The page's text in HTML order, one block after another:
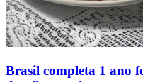
Brasil completa 1 ano